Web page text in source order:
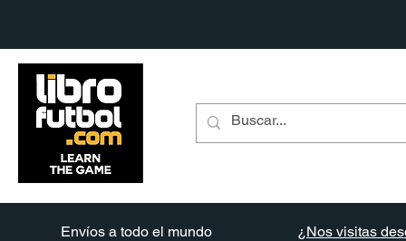
Envíos a todo el mundo ¿Nos visitas